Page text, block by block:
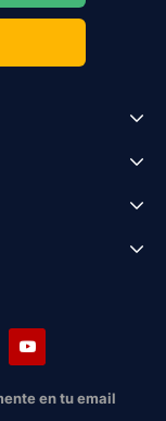
en tu email